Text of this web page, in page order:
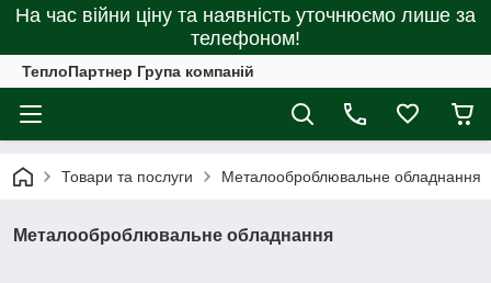
На час війни ціну та наявність уточнюємо лише за
телефоном!
ТеплоПартнер Група компаній
Товари та послуги Металооброблювальне обладнання
Металооброблювальне обладнання